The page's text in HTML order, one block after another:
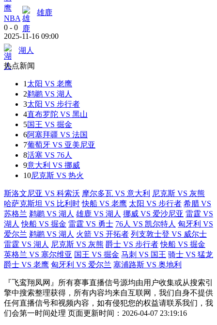
NBA
雄鹿
0 - 0
2025-11-16 09:00
湖人
热点新闻
1 太阳 VS 老鹰
2鹈鹕 VS 湖人
3太阳 VS 步行者
4直布罗陀 VS 黑山
5国王 VS 掘金
6阿塞拜疆 VS 法国
7葡萄牙 VS 亚美尼亚
8活塞 VS 76人
9意大利 VS 挪威
10尼克斯 VS 热火
斯洛文尼亚 VS 科索沃 摩尔多瓦 VS 意大利 尼克斯 VS 灰熊
哈萨克斯坦 VS 比利时 快船 VS 老鹰 太阳 VS 步行者 希腊 VS
苏格兰 鹈鹕 VS 湖人 雄鹿 VS 湖人 挪威 VS 爱沙尼亚 雷霆 VS
湖人 快船 VS 掘金 雷霆 VS 勇士 76人 VS 凯尔特人 匈牙利 VS
爱尔兰 鹈鹕 VS 湖人 火箭 VS 开拓者 列支敦士登 VS 威尔士
雷霆 VS 湖人 尼克斯 VS 灰熊 爵士 VS 步行者 快船 VS 掘金
英格兰 VS 塞尔维亚 国王 VS 掘金 马刺 VS 国王 骑士 VS 猛龙
爵士 VS 老鹰 匈牙利 VS 爱尔兰 塞浦路斯 VS 奥地利
『飞鸾翔凤网』所有赛事直播信号源均由用户收集或从搜索引
擎中搜索整理获得，所有内容均来自互联网，我们自身不提供
任何直播信号和视频内容，如有侵犯您的权益请联系我们，我
们会第一时间处理 页面更新时间：2026-04-07 23:19:16